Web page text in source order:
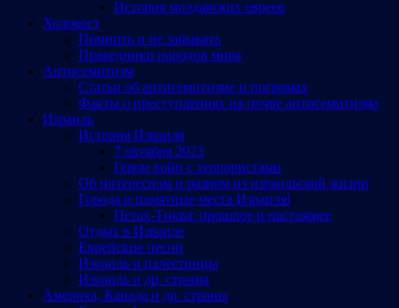
История молдавских евреев
Холокост
Помнить и не забывать
Праведники народов мира
Антисемитизм
Статьи об антисемитизме и погромах
Факты о преступлениях на почве антисемитизма
Израиль
История Израиля
7 октября 2023
Герои войн с террористами
Об интересном и разном из израильской жизни
Города и памятные места Израиляl
Петах-Тиква: прошлое и настоящее
Отдых в Израиле
Еврейские песни
Израиль и палестинцы
Израиль и др. страны
Америка, Канада и др. страны